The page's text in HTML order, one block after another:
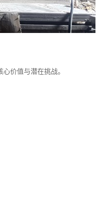
价值与潜在挑战。